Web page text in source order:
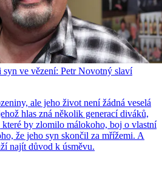
syn ve vězení: Petr Novotný slaví
ale jeho život není žádná veselá
hlas zná několik generací diváků,
které by zlomilo málokoho, boj o vlastní
že jeho syn skončil za mřížemi. A
najít důvod k úsměvu.